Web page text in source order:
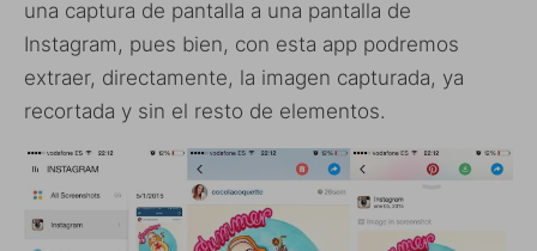
una captura de pantalla a una pantalla de
Instagram, pues bien, con esta app podremos
extraer, directamente, la imagen capturada, ya
recortada y sin el resto de elementos.